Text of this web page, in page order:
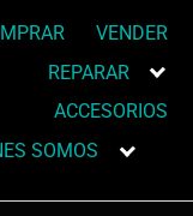
VENDER
REPARAR
ACCESORIOS
SOMOS